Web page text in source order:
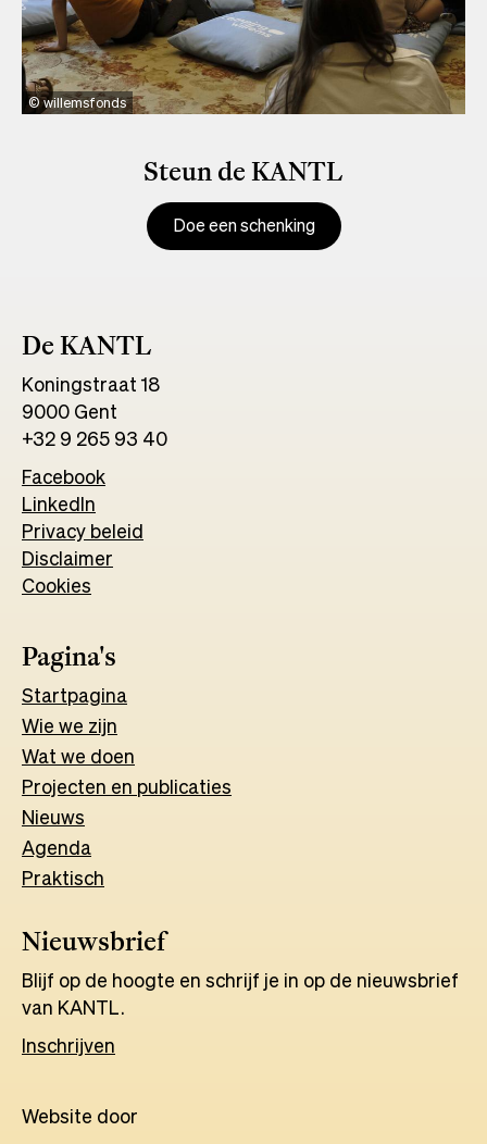
willemsfonds
Steun de KANTL
Doe een schenking
De KANTL
Koningstraat 18
9000 Gent
+32 9 265 93 40
Facebook
a
new
LinkedIn
in
a
Privacy beleid
Disclaimer
Cookies
Pagina's
Startpagina
Wie we zijn
Wat we doen
Projecten en publicaties
Nieuws
Agenda
Praktisch
Nieuwsbrief
Blijf op de hoogte en schrijf je in op de nieuwsbrief
van KANTL.
Inschrijven
Website door